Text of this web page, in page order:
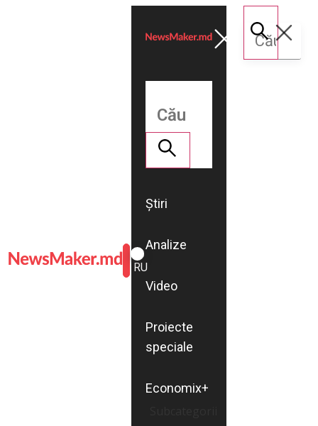
ROMÂNĂ
RU
Știri
Analize
Video
Proiecte
speciale
Economix+